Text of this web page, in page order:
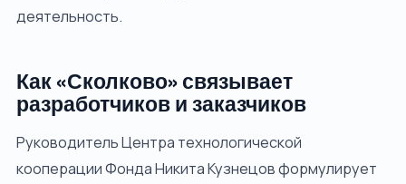
деятельность.
Как «Сколково» связывает
разработчиков и заказчиков
Руководитель Центра технологической
кооперации Фонда Никита Кузнецов формулирует